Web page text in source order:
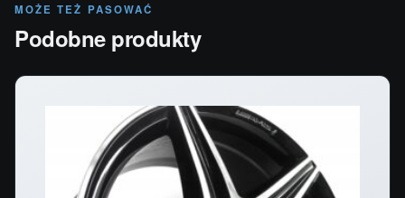
MOŻE TEŻ PASOWAĆ
Podobne produkty